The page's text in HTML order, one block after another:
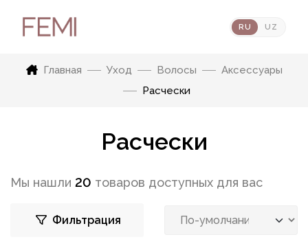
RU UZ
Главная Уход Волосы
Аксессуары
Расчески
Расчески
Мы нашли 20 товаров доступных для вас
Фильтрация